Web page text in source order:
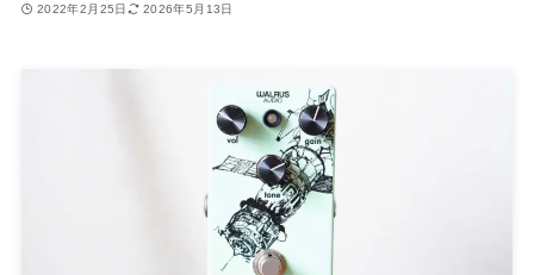
2022年2月25日 2026年5月13日